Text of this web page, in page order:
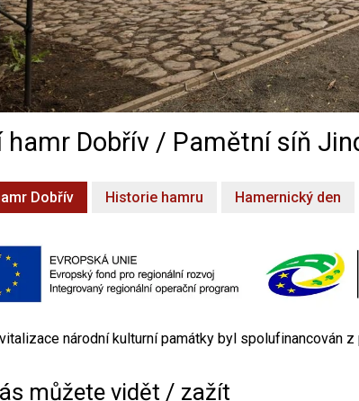
hamr Dobřív / Pamětní síň
Dobřív Historie hamru Hamernický den
národní kulturní památky byl spolufinancován
můžete vidět / zažít